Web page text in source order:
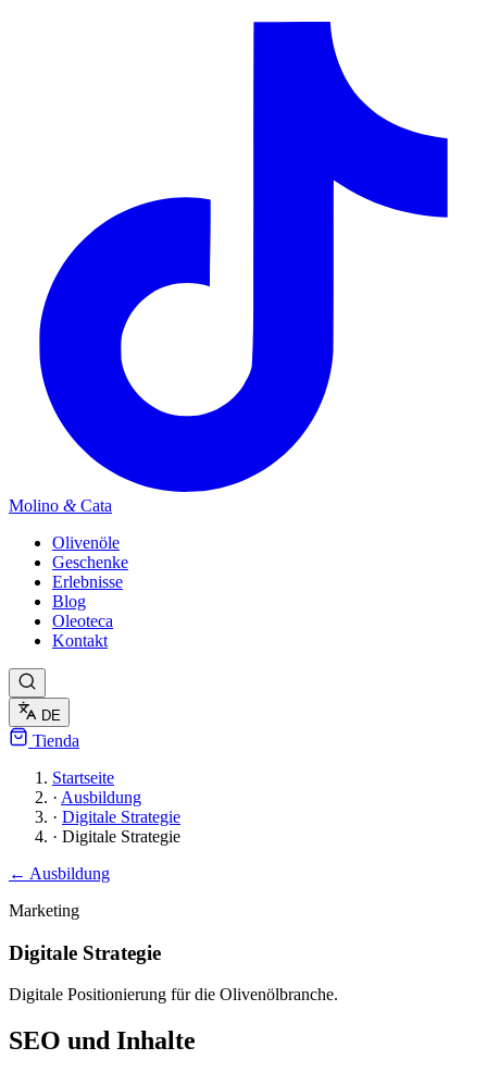
Molino &Cata
Olivenöle
Geschenke
Erlebnisse
Blog
Oleoteca
Kontakt
DE
Tienda
Startseite
· Ausbildung
· Digitale Strategie
· Digitale Strategie
← Ausbildung
Marketing
Digitale Strategie
Digitale Positionierung für die Olivenölbranche.
SEO und Inhalte